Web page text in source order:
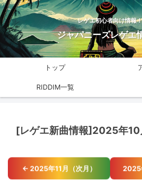
レゲエ初心者向け情報！
ジャパニーズレゲエ
トップ
RIDDIM一覧
[レゲエ新曲情報]2025年10
← 2025年11月（次月） 2025